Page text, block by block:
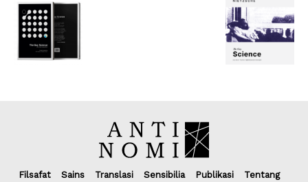
Filsafat Sains Translasi Sensibilia Publikasi
Tentang